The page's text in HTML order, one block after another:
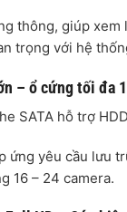
thông, giúp xem
trọng với hệ
– ổ cứng tối đa
SATA hỗ trợ
ứng yêu cầu lưu
16 – 24 camera.